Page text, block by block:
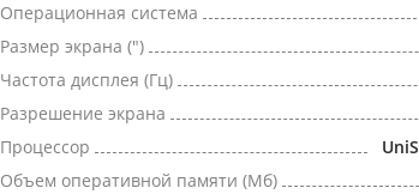
Операционная система
Размер экрана (")
Частота дисплея (Гц)
Разрешение экрана
Процессор
Объем оперативной памяти (Мб)